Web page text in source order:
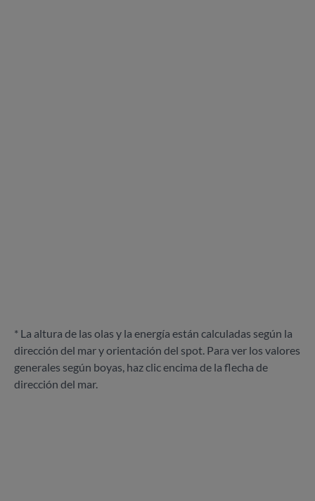
* La altura de las olas y la energía están calculadas según la
dirección del mar y orientación del spot. Para ver los valores
generales según boyas, haz clic encima de la flecha de
dirección del mar.